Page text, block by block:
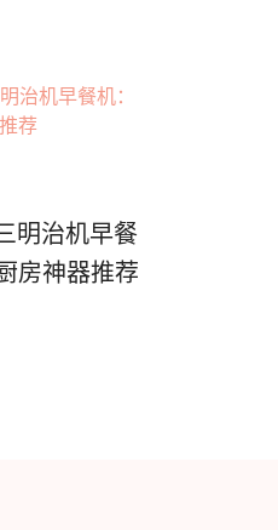
明治机早餐
房神器推荐